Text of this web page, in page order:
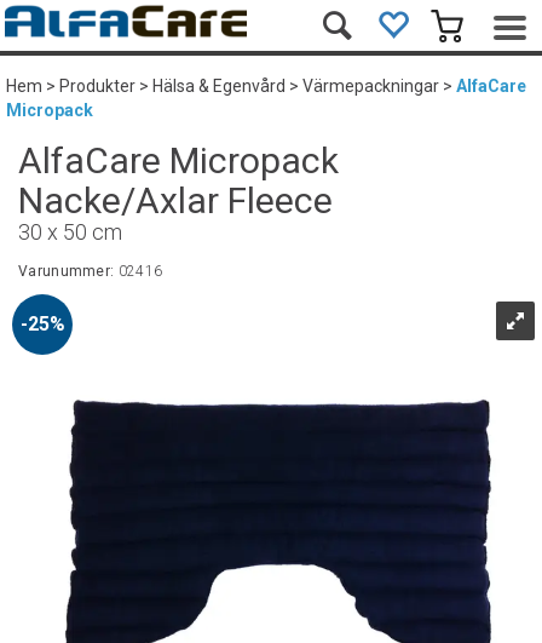
Hem>Produkter>Hälsa & Egenvård>Värmepackningar>AlfaCare
Micropack
AlfaCare Micropack
Nacke/Axlar Fleece
30 x 50 cm
Varunummer: 02416
25%